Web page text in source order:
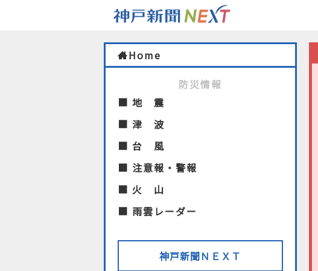
Home
防災情報
■ 地 震
■ 津 波
■ 台 風
■ 注意報・警報
■ 火 山
■ 雨雲レーダー
神戸新聞ＮＥＸＴ